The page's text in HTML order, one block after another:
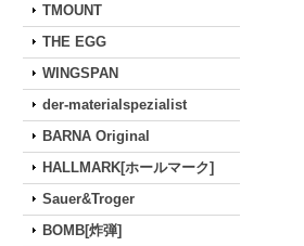
TMOUNT
THE EGG
WINGSPAN
der-materialspezialist
BARNA Original
HALLMARK[ホールマーク]
Sauer&Troger
BOMB[炸弾]